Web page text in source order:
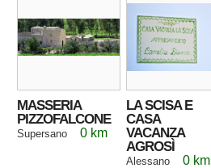
MASSERIA
PIZZOFALCONE
Supersano 0 km
LA SCISA E
CASA
VACANZA
AGROSÌ
Alessano 0 km